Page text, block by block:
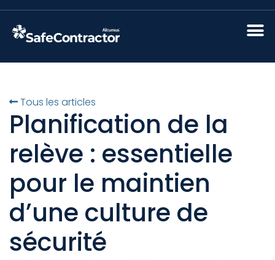
Tous les articles
Planification de la
relève : essentielle
pour le maintien
d’une culture de
sécurité